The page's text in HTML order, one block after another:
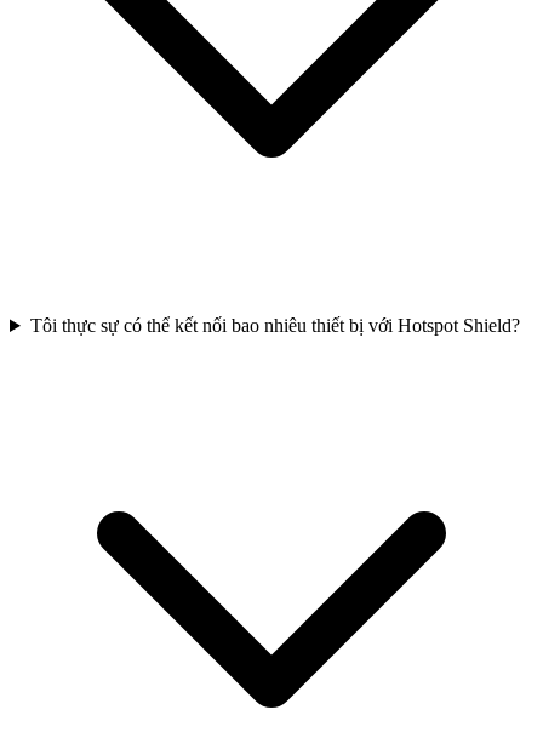
Tôi thực sự có thể kết nối bao nhiêu thiết bị với Hotspot Shield?